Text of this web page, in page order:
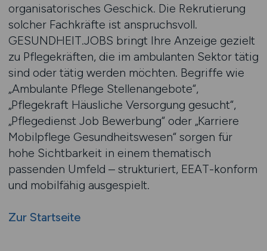
organisatorisches Geschick. Die Rekrutierung
solcher Fachkräfte ist anspruchsvoll.
GESUNDHEIT.JOBS bringt Ihre Anzeige gezielt
zu Pflegekräften, die im ambulanten Sektor tätig
sind oder tätig werden möchten. Begriffe wie
„Ambulante Pflege Stellenangebote“,
„Pflegekraft Häusliche Versorgung gesucht“,
„Pflegedienst Job Bewerbung“ oder „Karriere
Mobilpflege Gesundheitswesen“ sorgen für
hohe Sichtbarkeit in einem thematisch
passenden Umfeld – strukturiert, EEAT-konform
und mobilfähig ausgespielt.
Zur Startseite